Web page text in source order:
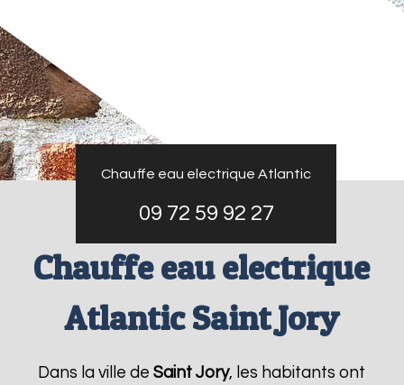
Chauffe eau electrique Atlantic
09 72 59 92 27
Chauffe eau electrique
Atlantic Saint Jory
Dans la ville deSaint Jory, les habitants ont